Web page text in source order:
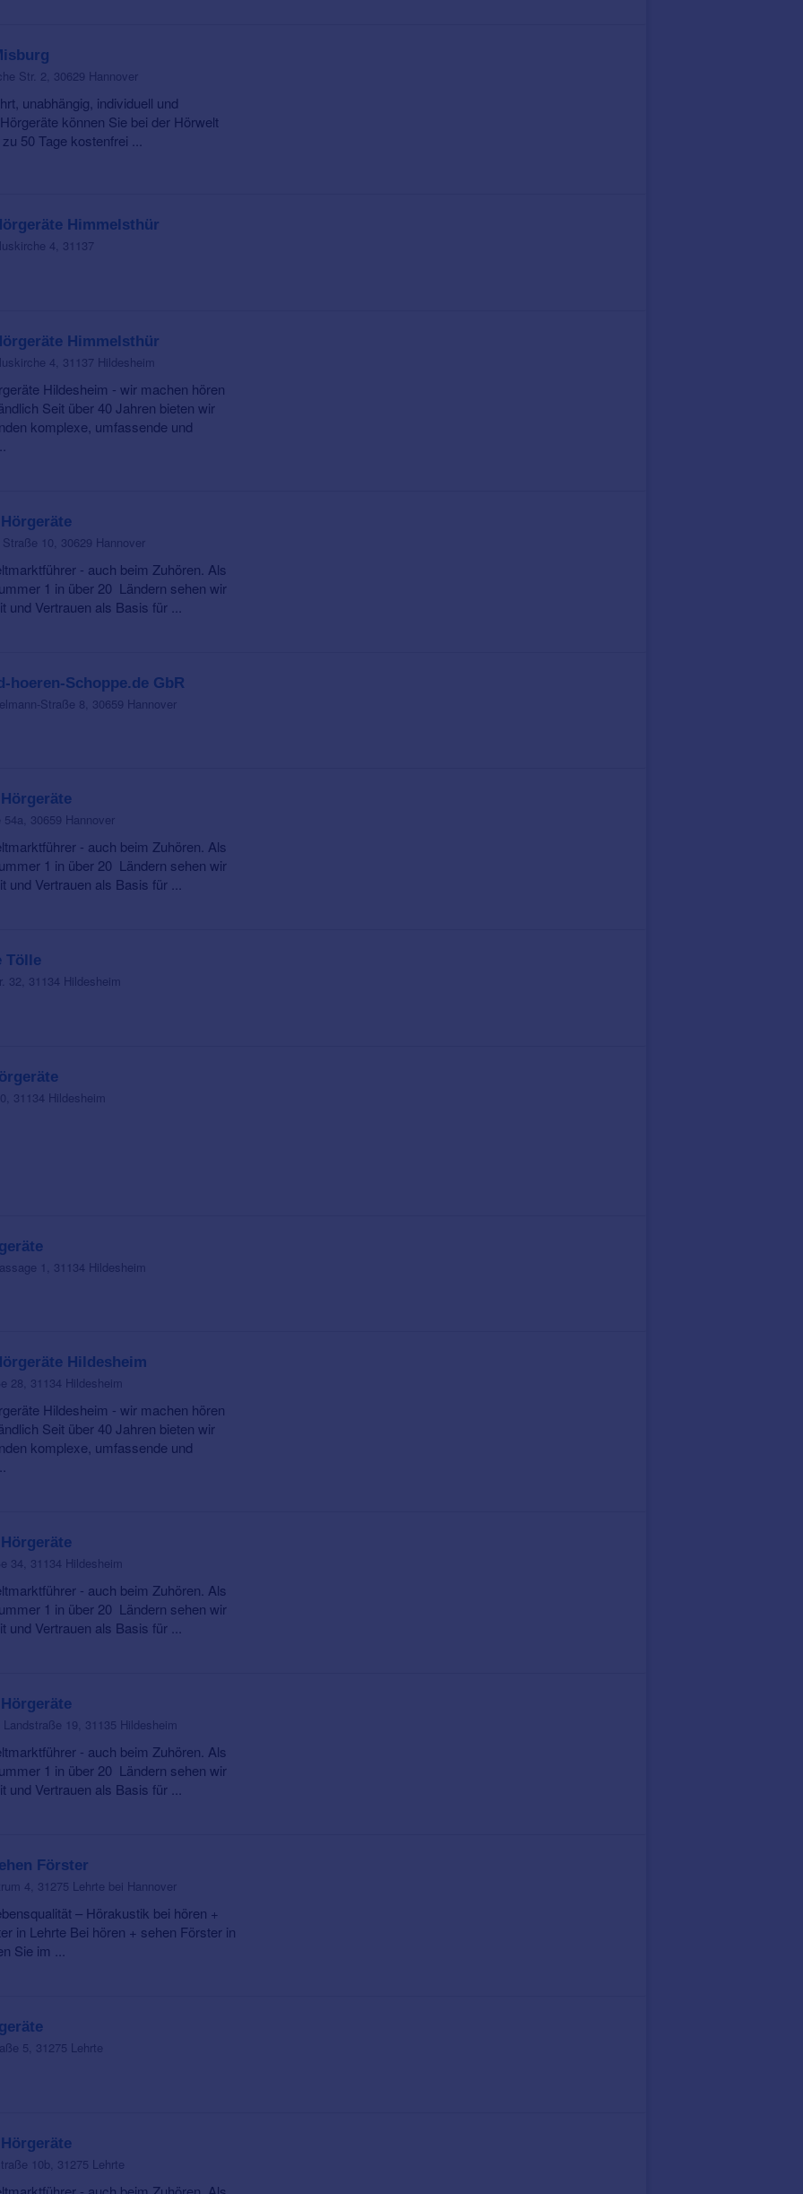
Str. 2, 30629 Hannover
unabhängig, individuell und
können Sie bei der Hörwelt
50 Tage kostenfrei ...
Himmelsthür
4, 31137
Himmelsthür
4, 31137 Hildesheim
Hildesheim - wir machen hören
Seit über 40 Jahren bieten wir
komplexe, umfassende und
10, 30629 Hannover
- auch beim Zuhören. Als
1 in über 20 Ländern sehen wir
und Vertrauen als Basis für ...
hoeren-Schoppe.de GbR
Straße 8, 30659 Hannover
30659 Hannover
- auch beim Zuhören. Als
1 in über 20 Ländern sehen wir
und Vertrauen als Basis für ...
Tölle
32, 31134 Hildesheim
31134 Hildesheim
1, 31134 Hildesheim
Hildesheim
28, 31134 Hildesheim
Hildesheim - wir machen hören
Seit über 40 Jahren bieten wir
komplexe, umfassende und
34, 31134 Hildesheim
- auch beim Zuhören. Als
1 in über 20 Ländern sehen wir
und Vertrauen als Basis für ...
19, 31135 Hildesheim
- auch beim Zuhören. Als
1 in über 20 Ländern sehen wir
und Vertrauen als Basis für ...
Förster
4, 31275 Lehrte bei Hannover
– Hörakustik bei hören +
in Lehrte Bei hören + sehen Förster in
Sie im ...
5, 31275 Lehrte
10b, 31275 Lehrte